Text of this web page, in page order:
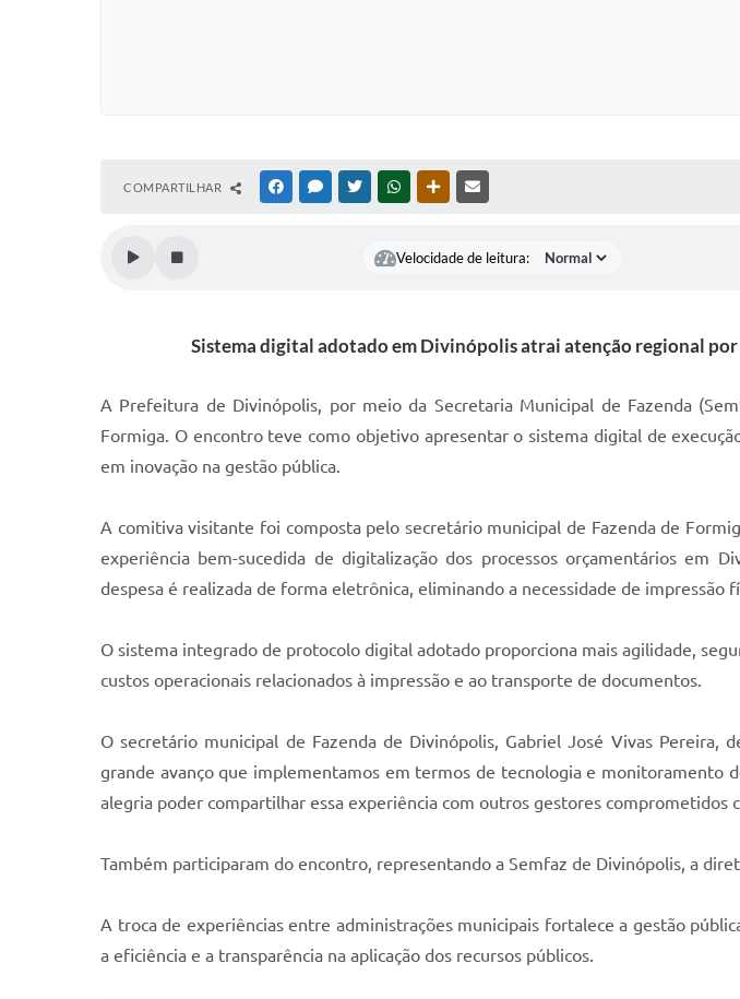
COMPARTILHAR FACEBOOKMESSENGER
TWITTERWHATSAPPOUTRAS MÍDIAS
Velocidade de leitura:
Sistema digital adotado em Divinópolis atrai atenção regional
A Prefeitura de Divinópolis, por meio da Secretaria Municipal de Fazenda
Formiga. O encontro teve como objetivo apresentar o sistema digital de
em inovação na gestão pública.
A comitiva visitante foi composta pelo secretário municipal de Fazenda de
experiência bem-sucedida de digitalização dos processos orçamentários em
despesa é realizada de forma eletrônica, eliminando a necessidade de impressão
O sistema integrado de protocolo digital adotado proporciona mais agilidade,
custos operacionais relacionados à impressão e ao transporte de documentos.
O secretário municipal de Fazenda de Divinópolis, Gabriel José Vivas
grande avanço que implementamos em termos de tecnologia e monitoramento
alegria poder compartilhar essa experiência com outros gestores comprometidos
Também participaram do encontro, representando a Semfaz de Divinópolis, a
A troca de experiências entre administrações municipais fortalece a gestão
a eficiência e a transparência na aplicação dos recursos públicos.